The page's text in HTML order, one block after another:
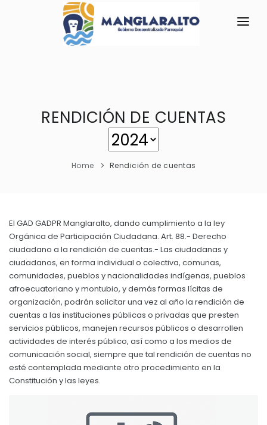
RESEÑA HISTÓRICA
GEOGRAFÍA
Ubicación
Clima
NEW
GESTIÓN Y PRESUPUESTO
Sesiones Extraordinarias
Resoluciones
Convocatorias
GESTIÓN ADMINISTRATIVA
Plan de desarrollo y Ordenamiento Territorial -
Plan Anual Contratación - PAC
Plan Operativo Anual - POA
PRESUPUESTO: EJECUCIÓN Y REPORTES
CIUDADANÍA ACTIVA
Solicitud de acceso información pública
TURISMO
RENDICIÓN DE CUENTAS
Home Rendición de cuentas
El GAD GADPR Manglaralto, dando cumplimiento a la ley
Orgánica de Participación Ciudadana. Art. 88.- Derecho
ciudadano a la rendición de cuentas.- Las ciudadanas y
ciudadanos, en forma individual o colectiva, comunas,
comunidades, pueblos y nacionalidades indígenas, pueblos
afroecuatoriano y montubio, y demás formas lícitas de
organización, podrán solicitar una vez al año la rendición de
cuentas a las instituciones públicas o privadas que presten
servicios públicos, manejen recursos públicos o desarrollen
actividades de interés público, así como a los medios de
comunicación social, siempre que tal rendición de cuentas no
esté contemplada mediante otro procedimiento en la
Constitución y las leyes.